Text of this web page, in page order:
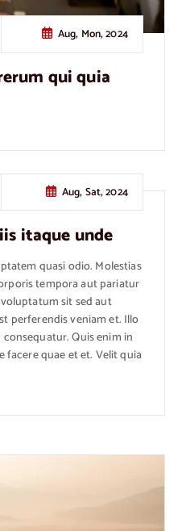
Aug, Mon, 2024
qui quia
Aug, Sat, 2024
itaque unde
quasi odio. Molestias
tempora aut pariatur
sit sed aut
perferendis veniam et. Illo
Quis enim in
facere quae et et. Velit quia